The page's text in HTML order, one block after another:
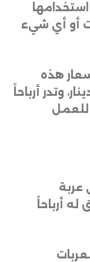
أو أي شيء
هذه
6 و8 ملايين دينار، وتدر أرباحاً
للعمل
عربة
أرباحاً